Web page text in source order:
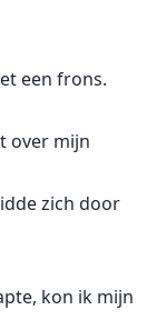
een frons.
over mijn
zich door
kon ik mijn